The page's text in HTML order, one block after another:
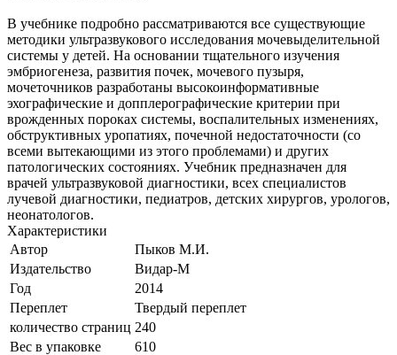
В учебнике подробно рассматриваются все существующие
методики ультразвукового исследования мочевыделительной
системы у детей. На основании тщательного изучения
эмбриогенеза, развития почек, мочевого пузыря,
мочеточников разработаны высокоинформативные
эхографические и допплерографические критерии при
врожденных пороках системы, воспалительных изменениях,
обструктивных уропатиях, почечной недостаточности (со
всеми вытекающими из этого проблемами) и других
патологических состояниях. Учебник предназначен для
врачей ультразвуковой диагностики, всех специалистов
лучевой диагностики, педиатров, детских хирургов, урологов,
неонатологов.
Характеристики
Автор
Пыков М.И.
Издательство
Видар-М
Год
2014
Переплет
Твердый переплет
количество страниц 240
Вес в упаковке
610